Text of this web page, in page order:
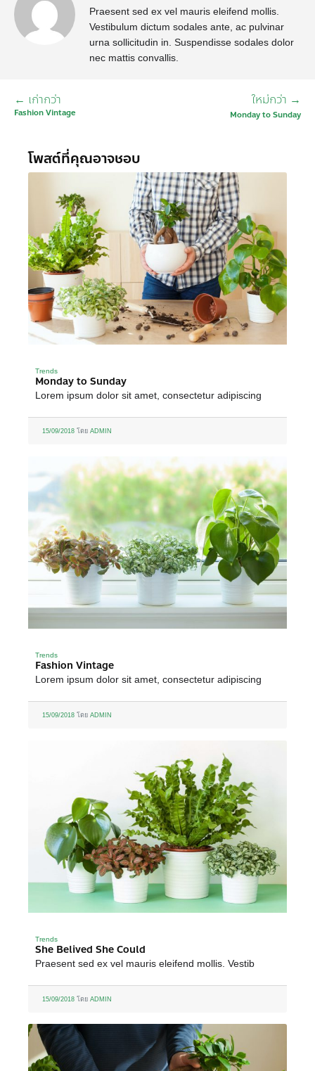
Praesent sed ex vel mauris eleifend mollis.
Vestibulum dictum sodales ante, ac pulvinar
urna sollicitudin in. Suspendisse sodales dolor
nec mattis convallis.
นำทาง
← เก่ากว่า
Fashion Vintage
ใหม่กว่า →
Monday to Sunday
โพสต์ที่คุณอาจชอบ
Trends
Monday to Sunday
Lorem ipsum dolor sit amet, consectetur adipiscing
15/09/2018 โดย ADMIN
Trends
Fashion Vintage
Lorem ipsum dolor sit amet, consectetur adipiscing
15/09/2018 โดย ADMIN
Trends
She Belived She Could
Praesent sed ex vel mauris eleifend mollis. Vestib
15/09/2018 โดย ADMIN